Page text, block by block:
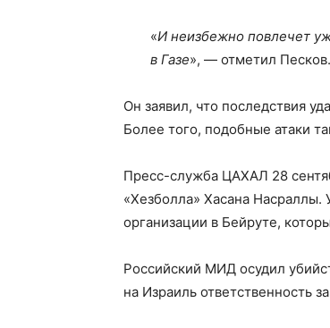
«И неизбежно повлечет
в Газе», — отметил Песков.
Он заявил, что последствия
Более того, подобные атаки
Пресс-служба ЦАХАЛ 28
«Хезболла» Хасана Насраллы.
организации в Бейруте,
Российский МИД осудил
на Израиль ответственность